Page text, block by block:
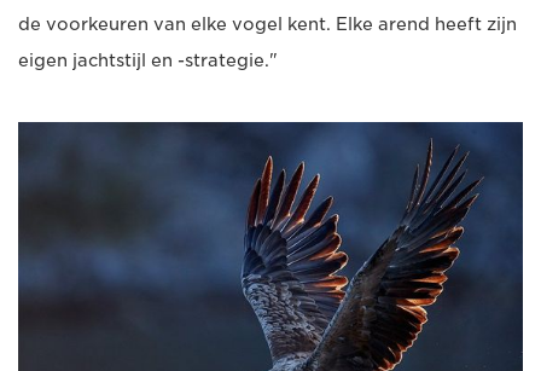
de voorkeuren van elke vogel kent. Elke arend heeft zijn
eigen jachtstijl en -strategie."